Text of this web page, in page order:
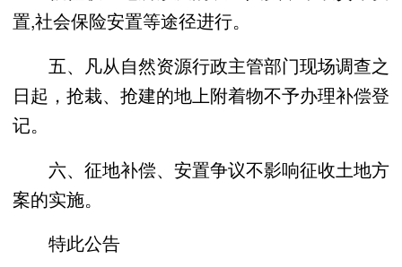
置,社会保险安置等途径进行。
五、凡从自然资源行政主管部门现场调查之
日起，抢栽、抢建的地上附着物不予办理补偿登
记。
六、征地补偿、安置争议不影响征收土地方
案的实施。
特此公告